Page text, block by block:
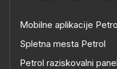
Mobilne aplikacije
Spletna mesta Petrol
Petrol raziskovalni panel